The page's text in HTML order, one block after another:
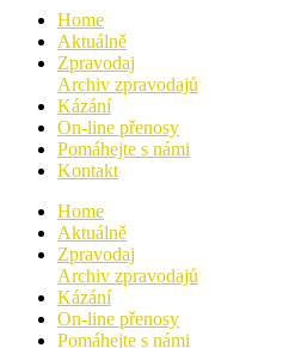
Home
Aktuálně
Zpravodaj
Archiv zpravodajů
Kázání
On-line přenosy
Pomáhejte s námi
Kontakt
Home
Aktuálně
Zpravodaj
Archiv zpravodajů
Kázání
On-line přenosy
Pomáhejte s námi